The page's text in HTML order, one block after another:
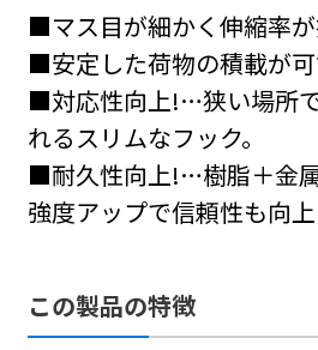
MF-4565
ツーリングネットV L/ブ
以下より選択ください。
2,420円
MF-4642
ツーリングネットV L/シ
以下より選択ください。
2,420円
#パーツ＆アクセサリー
MF-4764
ツーリングネットV L/モ
以下より選択ください。
■マス目が細かく伸縮率が
■安定した荷物の積載が可
■対応性向上!…狭い場所
れるスリムなフック。
■耐久性向上!…樹脂＋金
強度アップで信頼性も向
この製品の特徴